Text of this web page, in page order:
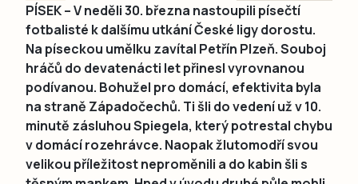
PÍSEK – V neděli 30. března nastoupili písečtí
fotbalisté k dalšímu utkání České ligy dorostu.
Na píseckou umělku zavítal Petřín Plzeň. Souboj
hráčů do devatenácti let přinesl vyrovnanou
podívanou. Bohužel pro domácí, efektivita byla
na straně Západočechů. Ti šli do vedení už v 10.
minutě zásluhou Spiegela, který potrestal chybu
v domácí rozehrávce. Naopak žlutomodří svou
velikou příležitost neproměnili a do kabin šli s